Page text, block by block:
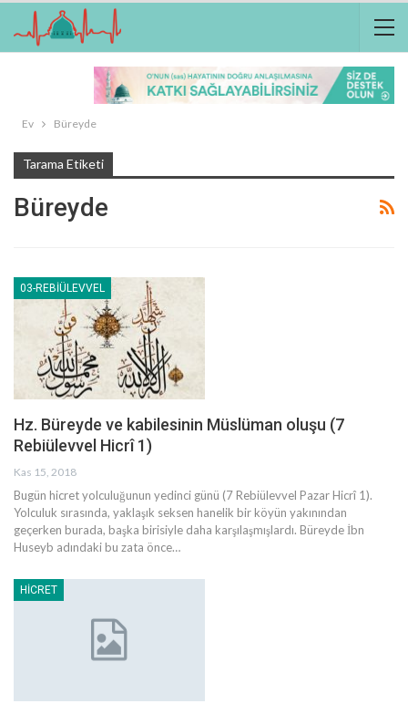
Ev Büreyde
Tarama Etiketi
Büreyde
03-REBIÜLEVVEL
Hz. Büreyde ve kabilesinin Müslüman oluşu (7
Rebiülevvel Hicrî 1)
Kas 15, 2018
Bugün hicret yolculuğunun yedinci günü (7 Rebiülevvel Pazar Hicrî 1).
Yolculuk sırasında, yaklaşık seksen hanelik bir köyün yakınından
geçerken burada, başka birisiyle daha karşılaşmışlardı. Büreyde İbn
Huseyb adındaki bu zata önce…
HICRET